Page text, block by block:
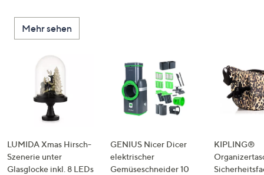
Mehr sehen
LUMIDA Xmas Hirsch-
Szenerie unter
Glasglocke inkl. 8 LEDs
GENIUS Nicer Dicer
elektrischer
Gemüseschneider 10
KIPLING®